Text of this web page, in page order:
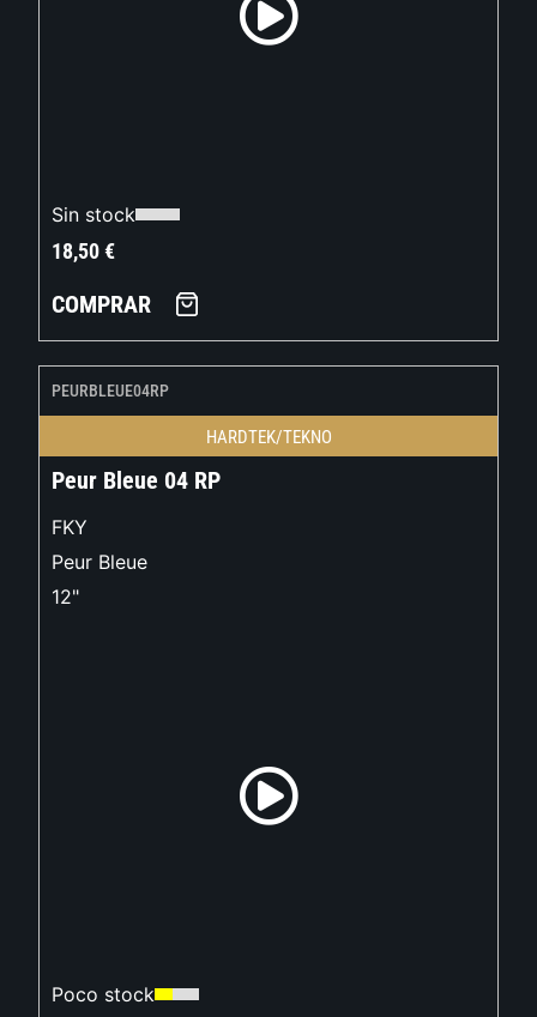
Sin stock
18,50€
COMPRAR
PEURBLEUE04RP
HARDTEK/TEKNO
Peur Bleue 04 RP
FKY
Peur Bleue
12"
Poco stock